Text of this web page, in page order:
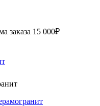
заказа 15 000₽